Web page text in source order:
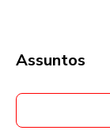
Assuntos